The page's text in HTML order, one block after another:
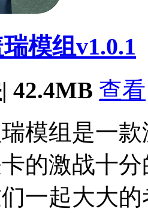
模组v1.0.1
| 42.4MB 查看
模组是一
的激战十
一起大大